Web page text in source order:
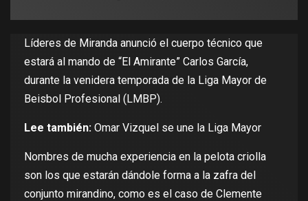
Líderes de Miranda anunció el cuerpo técnico que
estará al mando de “El Amirante” Carlos García,
durante la venidera temporada de la Liga Mayor de
Beisbol Profesional (LMBP).
Lee también: Omar Vizquel se une la Liga Mayor
Nombres de mucha experiencia en la pelota criolla
son los que estarán dándole forma a la zafra del
conjunto mirandino, como es el caso de Clemente